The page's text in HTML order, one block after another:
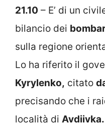
21.10 – E’ di un
bilancio dei
sulla regione
Lo ha riferito il
Kyrylenko, citato
precisando che i
località di Avdiivka.